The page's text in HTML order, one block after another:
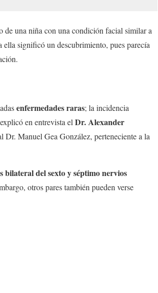
de una niña con una condición facial similar a
ella significó un descubrimiento, pues parecía
enfermedades raras; la incidencia
en entrevista el Dr. Alexander
Manuel Gea González, perteneciente a la
bilateral del sexto y séptimo nervios
otros pares también pueden verse